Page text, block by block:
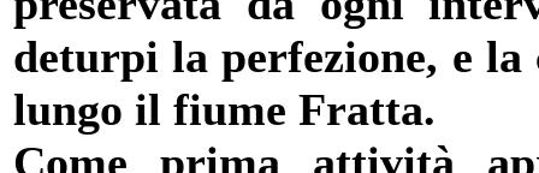
deturpi la perfezione, e la
lungo il fiume Fratta.
Come prima attività